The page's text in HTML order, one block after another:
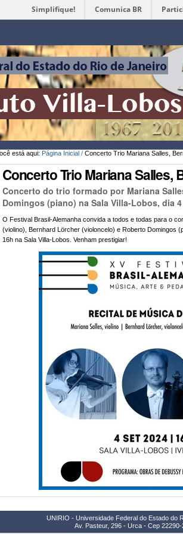
Simplifique! Comunica BR
está aqui: Página Inicial / Concerto Trio Mariana Salles,
Concerto Trio Mariana
Concerto do trio formado por Mariana
Domingos (piano) na Sala Villa-Lobos, dia
O Festival Brasil-Alemanha convida a todos e todas para o
(violino), Bernhard Lörcher (violoncelo) e Roberto Domingos
16h na Sala Villa-Lobos. Venham prestigiar!
UNIRIO - Universidade Federal do Estado do
Av. Pasteur, 296 - Urca - Cep 22290-